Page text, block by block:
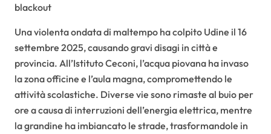
blackout
Una violenta ondata di maltempo ha colpito Udine il 16
settembre 2025, causando gravi disagi in città e
provincia. All’Istituto Ceconi, l’acqua piovana ha invaso
la zona officine e l’aula magna, compromettendo le
attività scolastiche. Diverse vie sono rimaste al buio per
ore a causa di interruzioni dell’energia elettrica, mentre
la grandine ha imbiancato le strade, trasformandole in